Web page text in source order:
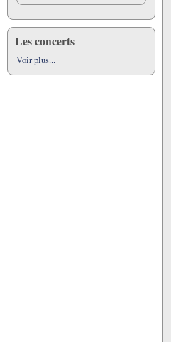
Les concerts
Voir plus...